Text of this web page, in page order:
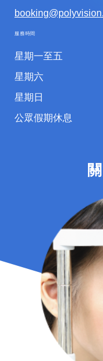
服務時間
星期一至五
星期六
星期日
公眾假期休息